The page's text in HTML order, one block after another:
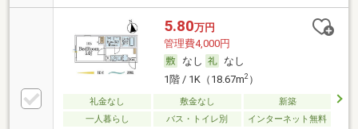
5.80万円
管理費4,000円
なし
なし
1階 / 1K（18.67m2）
礼金なし 敷金なし
新築
一人暮らし
バス・トイレ別 インターネット無料